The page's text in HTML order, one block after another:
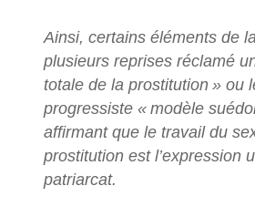
Ainsi, certains éléments de
plusieurs reprises réclamé
totale de la prostitution » ou
progressiste « modèle
affirmant que le travail du
prostitution est l’expression
patriarcat.